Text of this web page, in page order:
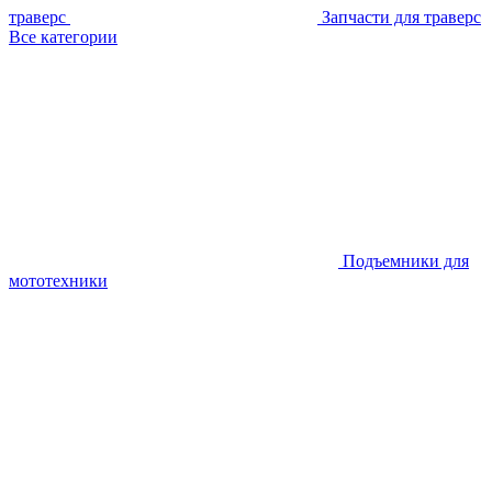
траверс
Запчасти для траверс
Все категории
Подъемники для
мототехники